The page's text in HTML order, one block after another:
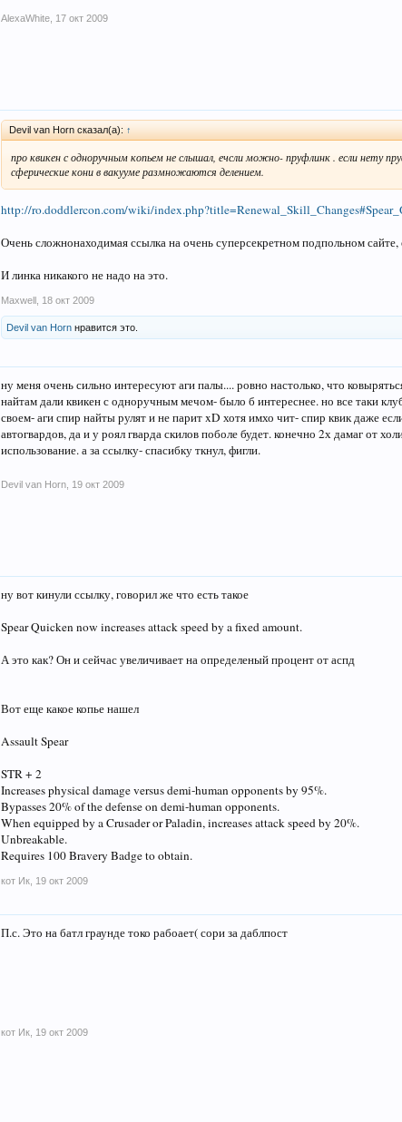
AlexaWhite 17 окт 2009
Devil van Horn сказал(а): ↑
про квикен с одноручным копьем не слышал, ечсли можно- пруфлинк . если нету
сферические кони в вакууме размножаются делением.
http://ro.doddlercon.com/wiki/
Очень сложнонаходимая ссылка на очень суперсекретном подпольном
И линка никакого не надо на это.
Maxwell 18 окт 2009
Devil van Horn нравится это.
ну меня очень сильно интересуют аги палы.... ровно настолько, что
найтам дали квикен с одноручным мечом- было б интереснее. но все таки
своем- аги спир найты рулят и не парит xD хотя имхо чит- спир квик даже
автогвардов, да и у роял гварда скилов поболе будет. конечно 2х дамаг от
использование. а за ссылку- спасибку ткнул, фигли.
Devil van Horn 19 окт 2009
ну вот кинули ссылку, говорил же что есть такое
Spear Quicken now increases attack speed by a fixed amount.
А это как? Он и сейчас увеличивает на определеный процент от аспд
Вот еще какое копье нашел
Assault Spear
STR + 2
Increases physical damage versus demi-human opponents by 95%.
Bypasses 20% of the defense on demi-human opponents.
When equipped by a Crusader or Paladin, increases attack speed by 20%.
Unbreakable.
Requires 100 Bravery Badge to obtain.
кот Ик 19 окт 2009
П.с. Это на батл граунде токо рабоает( сори за даблпост
кот Ик 19 окт 2009